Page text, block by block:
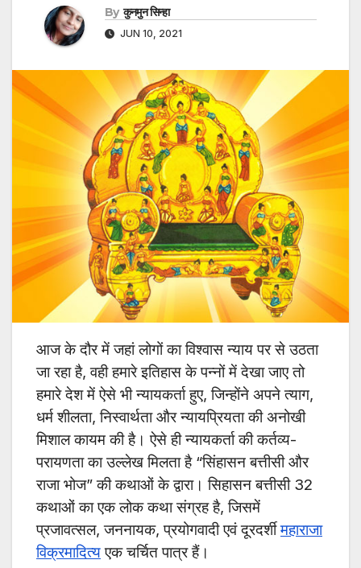
By कुनमुन सिन्हा
JUN 10, 2021
आज के दौर में जहां लोगों का विश्वास न्याय पर से उठता
जा रहा है, वही हमारे इतिहास के पन्नों में देखा जाए तो
हमारे देश में ऐसे भी न्यायकर्ता हुए, जिन्होंने अपने त्याग,
धर्म शीलता, निस्वार्थता और न्यायप्रियता की अनोखी
मिशाल कायम की है। ऐसे ही न्यायकर्ता की कर्तव्य-
परायणता का उल्लेख मिलता है “सिंहासन बत्तीसी और
राजा भोज” की कथाओं के द्वारा। सिहासन बत्तीसी 32
कथाओं का एक लोक कथा संग्रह है, जिसमें
प्रजावत्सल, जननायक, प्रयोगवादी एवं दूरदर्शीमहाराजा
विक्रमादित्यएक चर्चित पात्र हैं।